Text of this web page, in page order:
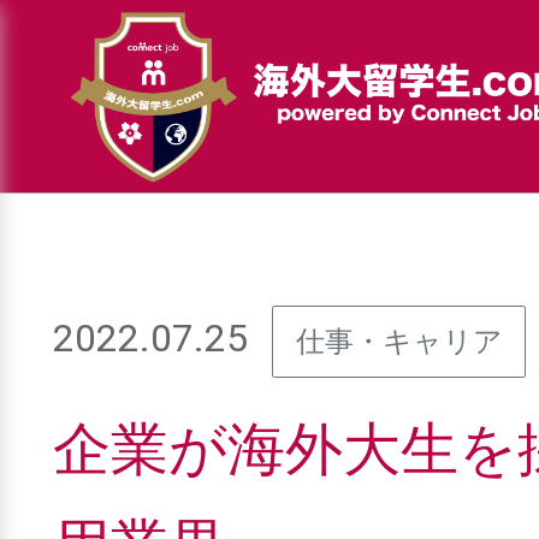
2022.07.25 仕事・キャリア
企業が海外大生